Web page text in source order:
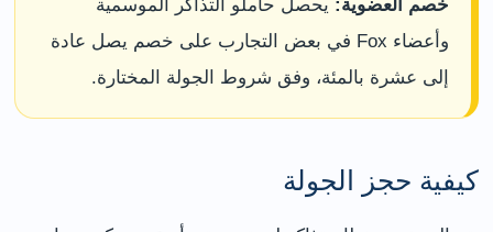
خصم العضوية: يحصل حاملو التذاكر الموسمية
وأعضاء Fox في بعض التجارب على خصم يصل عادة
إلى عشرة بالمئة، وفق شروط الجولة المختارة.
كيفية حجز الجولة